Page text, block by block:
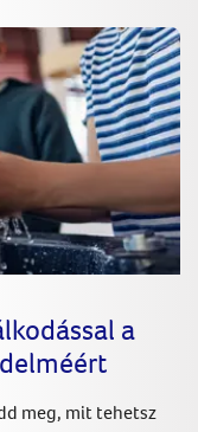
a
meg, mit tehetsz